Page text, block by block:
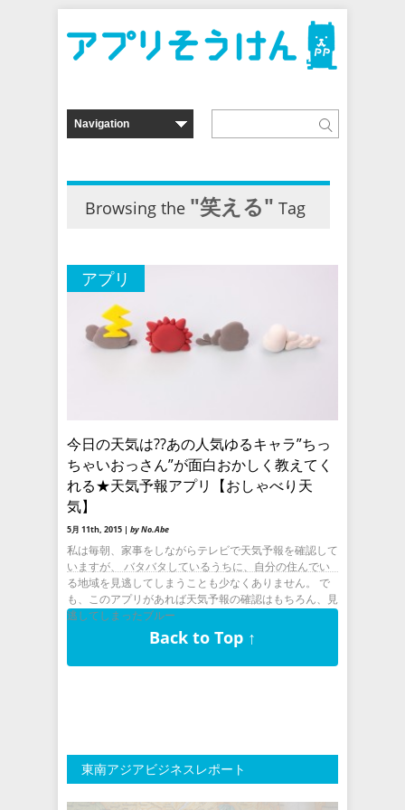
Browsing the "笑える" Tag
アプリ
今日の天気は??あの人気ゆるキャラ”ちっ
ちゃいおっさん”が面白おかしく教えてく
れる★天気予報アプリ【おしゃべり天
気】
5月 11th, 2015 | by No.Abe
私は毎朝、家事をしながらテレビで天気予報を確認して
いますが、 バタバタしているうちに、自分の住んでい
る地域を見逃してしまうことも少なくありません。 で
も、このアプリがあれば天気予報の確認はもちろん、見
逃してしまったブルー
Back to Top ↑
東南アジアビジネスレポート